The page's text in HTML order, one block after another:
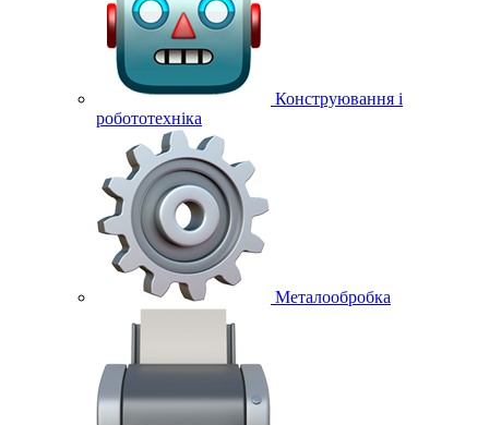
Конструювання і
робототехніка
Металообробка